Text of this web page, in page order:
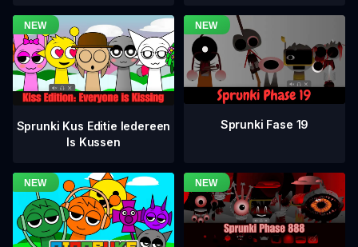
Sprunki Kus Editie Iedereen
Is Kussen
Sprunki Fase 19